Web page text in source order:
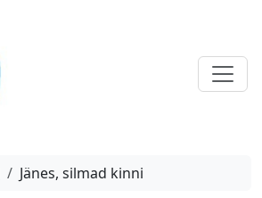
Jänes, silmad kinni